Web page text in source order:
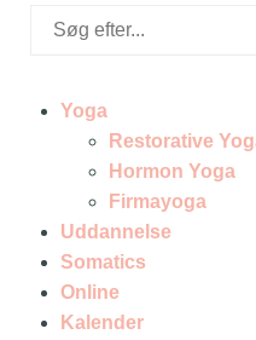
Yoga
Restorative
Hormon Yoga
Firmayoga
Uddannelse
Somatics
Online
Kalender